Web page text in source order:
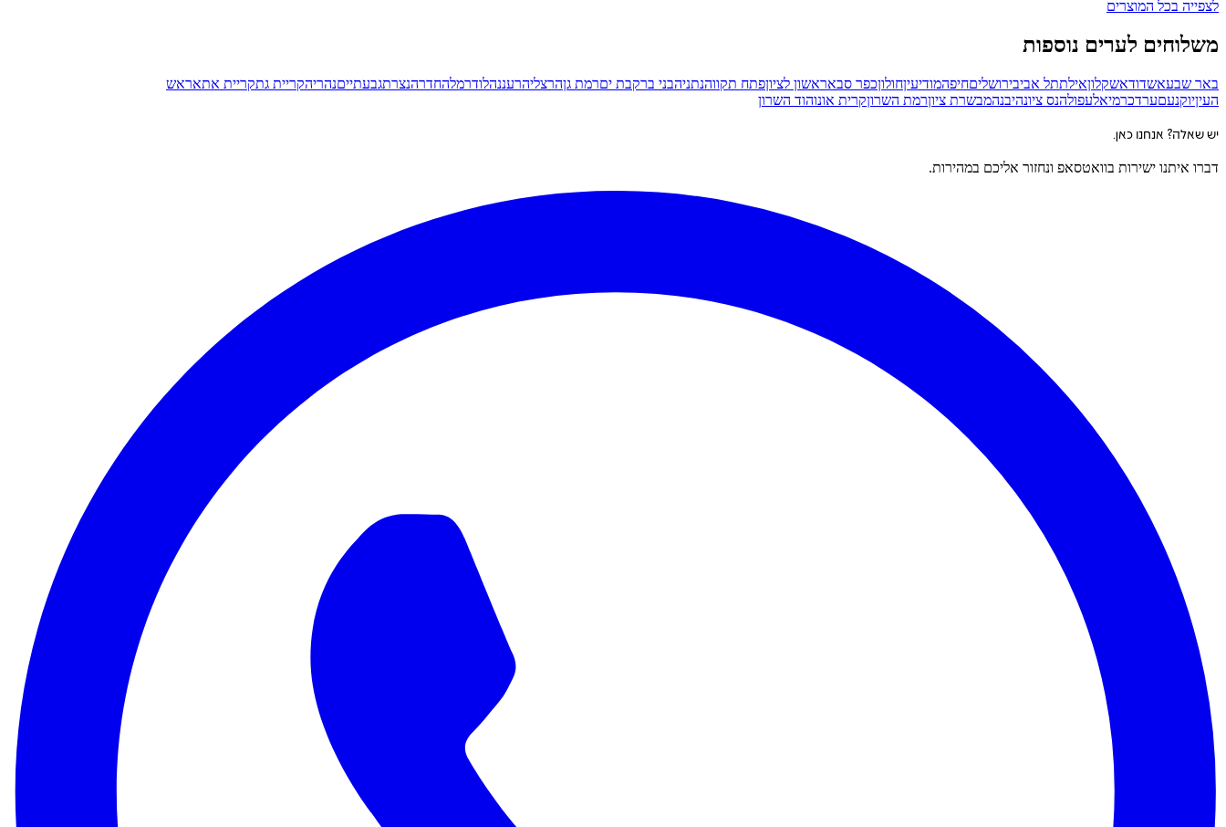
לצפייה בכל המוצרים
משלוחים לערים נוספות
באר שבעאשדודאשקלוןאילתתל אביבירושליםחיפהמודיעיןחולוןכפר סבאראשון לציוןפתח תקווהנתניהבני ברקבת יםרמת גןהרצליהרעננהלודרמלהחדרהנצרתגבעתייםנהריהקריית גתקריית אתאראש
העיןיוקנעםערדכרמיאלעפולהנס ציונהיבנהמבשרת ציוןרמת השרוןקרית אונוהוד השרון
יש שאלה? אנחנו כאן.
דברו איתנו ישירות בוואטסאפ ונחזור אליכם במהירות.